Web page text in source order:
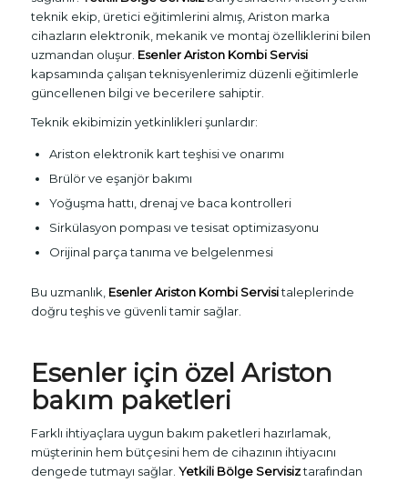
teknik ekip, üretici eğitimlerini almış, Ariston marka
cihazların elektronik, mekanik ve montaj özelliklerini bilen
uzmandan oluşur. Esenler Ariston Kombi Servisi
kapsamında çalışan teknisyenlerimiz düzenli eğitimlerle
güncellenen bilgi ve becerilere sahiptir.
Teknik ekibimizin yetkinlikleri şunlardır:
Ariston elektronik kart teşhisi ve onarımı
Brülör ve eşanjör bakımı
Yoğuşma hattı, drenaj ve baca kontrolleri
Sirkülasyon pompası ve tesisat optimizasyonu
Orijinal parça tanıma ve belgelenmesi
Bu uzmanlık, Esenler Ariston Kombi Servisitaleplerinde
doğru teşhis ve güvenli tamir sağlar.
Esenler için özel Ariston
bakım paketleri
Farklı ihtiyaçlara uygun bakım paketleri hazırlamak,
müşterinin hem bütçesini hem de cihazının ihtiyacını
dengede tutmayı sağlar. Yetkili Bölge Servisiztarafından